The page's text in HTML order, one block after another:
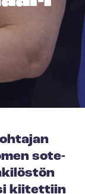
sote-
kiitettiin